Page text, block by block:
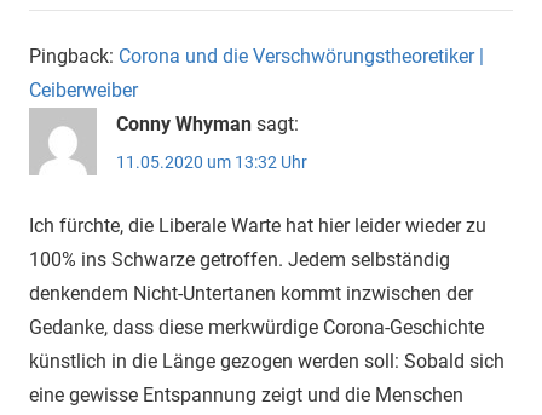
Pingback: Corona und die Verschwörungstheoretiker |
Ceiberweiber
Conny Whyman sagt:
11.05.2020 um 13:32 Uhr
Ich fürchte, die Liberale Warte hat hier leider wieder zu
100% ins Schwarze getroffen. Jedem selbständig
denkendem Nicht-Untertanen kommt inzwischen der
Gedanke, dass diese merkwürdige Corona-Geschichte
künstlich in die Länge gezogen werden soll: Sobald sich
eine gewisse Entspannung zeigt und die Menschen